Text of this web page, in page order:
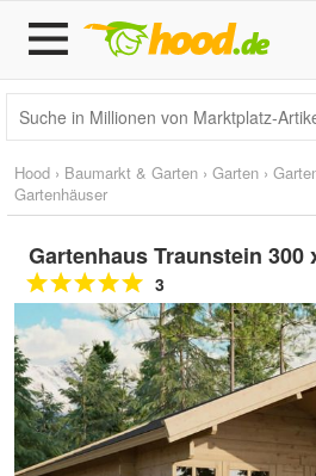
Hood › Baumarkt & Garten › Garten ›
Gartenhäuser
Gartenhaus Traunstein 300
3